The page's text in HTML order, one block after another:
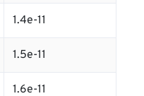
1.4e-11
1.5e-11
1.6e-11